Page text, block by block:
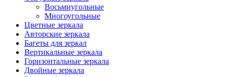
Восьмиугольные
Многоугольные
Цветные зеркала
Авторские зеркала
Багеты для зеркал
Вертикальные зеркала
Горизонтальные зеркала
Двойные зеркала